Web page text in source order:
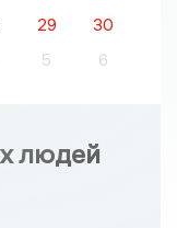
29
30
5 6
людей